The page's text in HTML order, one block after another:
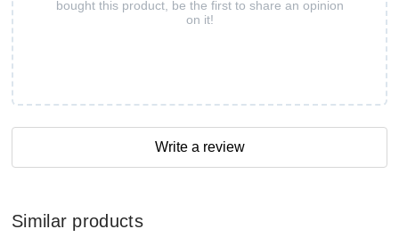
bought this product, be the first to share an opinion
on it!
Write a review
Similar products